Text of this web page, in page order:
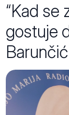
“Kad se
gostuje